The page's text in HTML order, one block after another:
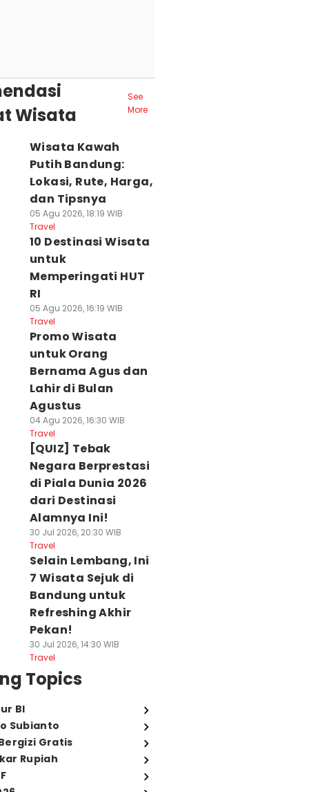
Wisata
See
More
Wisata Kawah
Putih Bandung:
Lokasi, Rute, Harga,
dan Tipsnya
05 Agu 2026, 18:19 WIB
Travel
10 Destinasi Wisata
untuk
Memperingati HUT
RI
05 Agu 2026, 16:19 WIB
Travel
Promo Wisata
untuk Orang
Bernama Agus dan
Lahir di Bulan
Agustus
04 Agu 2026, 16:30 WIB
Travel
[QUIZ] Tebak
Negara Berprestasi
di Piala Dunia 2026
dari Destinasi
Alamnya Ini!
30 Jul 2026, 20:30 WIB
Travel
Selain Lembang, Ini
7 Wisata Sejuk di
Bandung untuk
Refreshing Akhir
Pekan!
30 Jul 2026, 14:30 WIB
Travel
Topics
BI
Subianto
Gratis
Rupiah